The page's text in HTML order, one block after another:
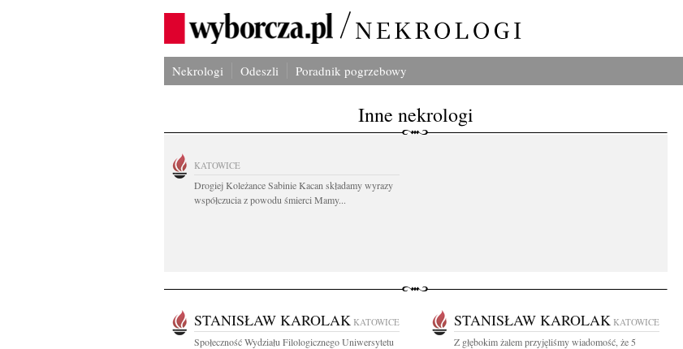
Nekrologi Odeszli Poradnik pogrzebowy
Inne nekrologi
KATOWICE
Drogiej Koleżance Sabinie Kacan składamy wyrazy
współczucia z powodu śmierci Mamy...
STANISŁAW KAROLAK KATOWICE
Społeczność Wydziału Filologicznego Uniwersytetu
STANISŁAW KAROLAK KATOWICE
Z głębokim żalem przyjęliśmy wiadomość, że 5